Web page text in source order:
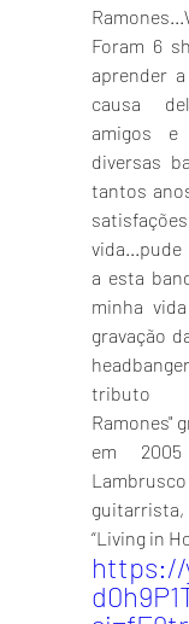
Foram 6
aprender
causa
amigos e
diversas
tantos
a esta
minha
gravação
tributo
Ramones"
em
guitarrista,
“Living in